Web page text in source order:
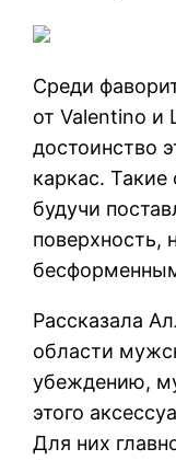
Среди
от Valentino и
достоинство
каркас.
будучи
поверхность,
Рассказала
области
убеждению,
этого
Для них